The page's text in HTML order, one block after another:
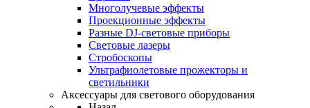
Многолучевые эффекты
Проекционные эффекты
Разные DJ-световые приборы
Световые лазеры
Стробоскопы
Ультрафиолетовые прожекторы и
светильники
Аксессуары для светового оборудования